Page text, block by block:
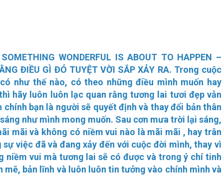
WONDERFUL IS ABOUT TO HAPPEN –
ĐIỀU GÌ ĐÓ TUYỆT VỜI SẮP XẢY RA. Trong cuộc
như thế nào, có theo những điều mình muốn hay
hãy luôn luôn lạc quan rằng tương lai tươi đẹp vẫn
chính bạn là người sẽ quyết định và thay đổi bản thân
như mình mong muốn. Sau cơn mưa trời lại sáng,
mãi và không có niềm vui nào là mãi mãi , hay trân
việc đã và đang xảy đến với cuộc đời mình, thay vì
niềm vui mà tương lai sẽ có được và trong ý chí tinh
mẽ, bản lĩnh và luôn luôn tin tưởng vào chính mình và